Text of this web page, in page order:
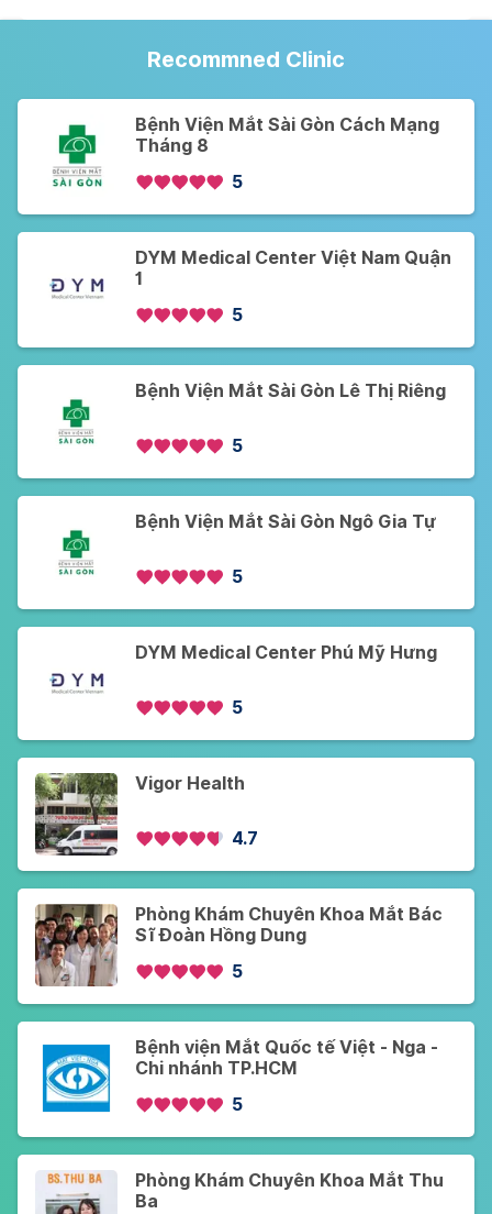
Recommned Clinic
Bệnh Viện Mắt Sài Gòn Cách Mạng
Tháng 8
5
DYM Medical Center Việt Nam Quận
1
5
Bệnh Viện Mắt Sài Gòn Lê Thị Riêng
5
Bệnh Viện Mắt Sài Gòn Ngô Gia Tự
5
DYM Medical Center Phú Mỹ Hưng
5
Vigor Health
4.7
Phòng Khám Chuyên Khoa Mắt Bác
Sĩ Đoàn Hồng Dung
5
Bệnh viện Mắt Quốc tế Việt - Nga -
Chi nhánh TP.HCM
5
Phòng Khám Chuyên Khoa Mắt Thu
Ba